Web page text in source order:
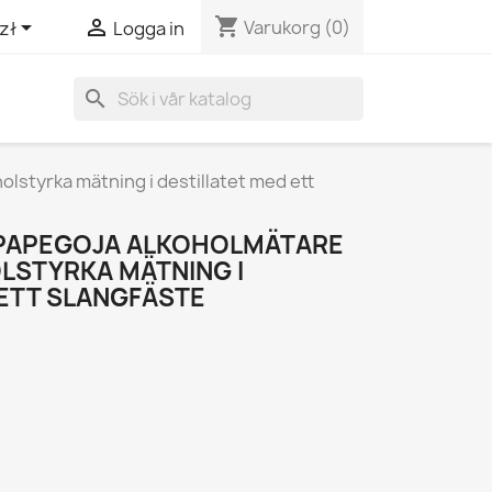
  Logga in shopping_cart Varukorg (0)
search
mätning i destillatet med ett
ALKOHOLMÄTARE
MÄTNING I
SLANGFÄSTE